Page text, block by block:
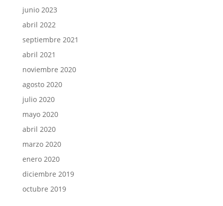
junio 2023
abril 2022
septiembre 2021
abril 2021
noviembre 2020
agosto 2020
julio 2020
mayo 2020
abril 2020
marzo 2020
enero 2020
diciembre 2019
octubre 2019